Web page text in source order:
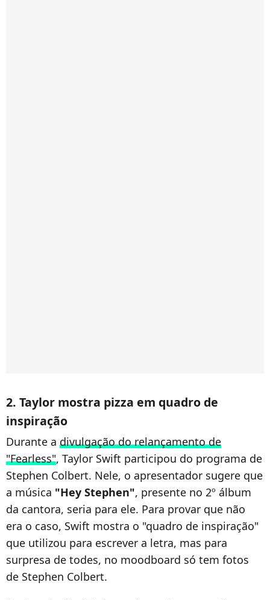
2. Taylor mostra pizza em quadro de
inspiração
Durante a divulgação do relançamento de
"Fearless", Taylor Swift participou do programa de
Stephen Colbert. Nele, o apresentador sugere que
a música "Hey Stephen", presente no 2º álbum
da cantora, seria para ele. Para provar que não
era o caso, Swift mostra o "quadro de inspiração"
que utilizou para escrever a letra, mas para
surpresa de todes, no moodboard só tem fotos
de Stephen Colbert.